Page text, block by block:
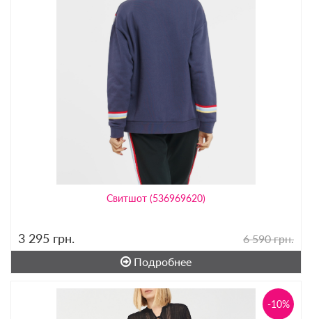
Свитшот (536969620)
3 295 грн.
6 590 грн.
Подробнее
-10%